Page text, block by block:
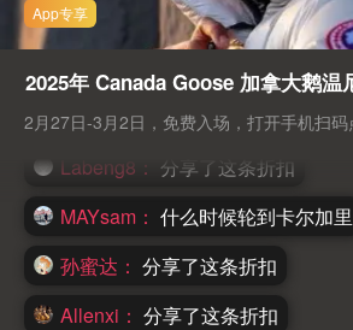
Labeng8： 分享了这条折扣
MAYsam： 什么时候轮到卡尔加里
孙蜜达： 分享了这条折扣
Allenxi： 分享了这条折扣
2025年 Canada Goose 加拿大鹅温
2月27日-3月2日，免费入场，打开手机扫码